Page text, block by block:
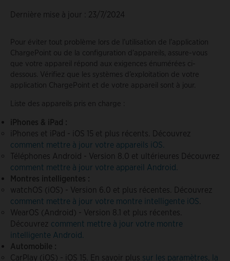
Dernière mise à jour : 23/7/2024
Pour éviter tout problème lors de l’utilisation de l’application
ChargePoint ou de la configuration d’appareils, assure-vous
que votre appareil répond aux exigences énumérées ci-
dessous. Vérifiez que les systèmes d’exploitation de votre
application ChargePoint et de votre appareil sont à jour.
Liste des appareils pris en charge :
iPhones & iPad :
iPhones et iPad - iOS 15 et plus récents. Découvrez
comment mettre à jour votre appareils iOS.
Téléphones Android - Version 8.0 et ultérieures Découvrez
comment mettre à jour votre appareil Android.
Montres intelligentes :
watchOS (iOS) - Version 6.0 et plus récentes. Découvrez
comment mettre à jour votre montre intelligente iOS.
WearOS (Android) - Version 8.1 et plus récentes.
Découvrez comment mettre à jour votre montre
intelligente Android.
Automobile :
CarPlay (iOS) - iOS 15. En savoir plus sur les paramètres, la